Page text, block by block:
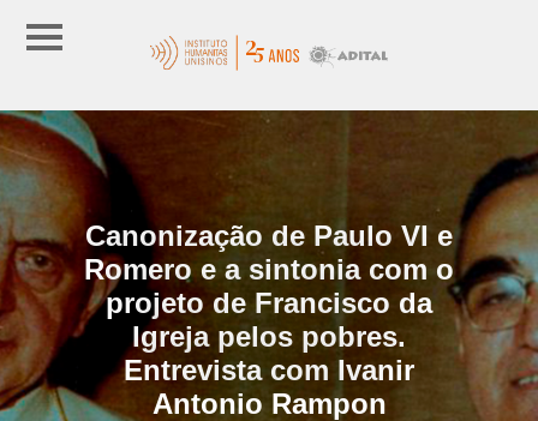
Canonização de Paulo VI e
Romero e a sintonia com o
projeto de Francisco da
Igreja pelos pobres.
Entrevista com Ivanir
Antonio Rampon